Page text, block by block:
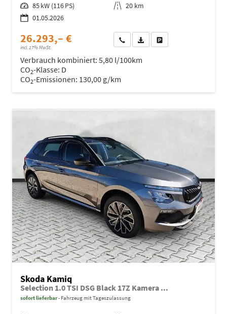
Leistung 85 kW (116 PS) Kilometerstand 20 km
01.05.2026
26.293,– €
incl. 17% MwSt.
Wir rufen Sie anFahrzeugexposé (PDF)
Verbrauch kombiniert: 5,80 l/100km
CO2-Klasse: D
CO2-Emissionen: 130,00 g/km
Skoda Kamiq
Selection 1.0 TSI DSG Black 17Z Kamera ...
sofort lieferbar Fahrzeug mit Tageszulassung